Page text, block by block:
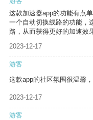
这款加速器app的功能有点
一个自动切换线路的功能，
路，从而获得更好的加速效
2023-12-17
游客
这款app的社区氛围很温馨
2023-12-17
游客